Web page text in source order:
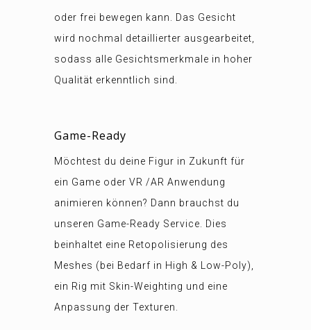
oder frei bewegen kann. Das Gesicht
wird nochmal detaillierter ausgearbeitet,
sodass alle Gesichtsmerkmale in hoher
Qualität erkenntlich sind.
Game-Ready
Möchtest du deine Figur in Zukunft für
ein Game oder VR /AR Anwendung
animieren können? Dann brauchst du
unseren Game-Ready Service. Dies
beinhaltet eine Retopolisierung des
Meshes (bei Bedarf in High & Low-Poly),
ein Rig mit Skin-Weighting und eine
Anpassung der Texturen.